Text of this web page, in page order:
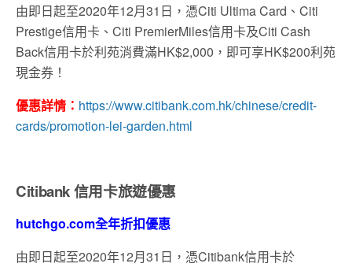
由即日起至2020年12月31日，憑Citi Ultima Card、Citi
Prestige信用卡、Citi PremierMiles信用卡及Citi Cash
Back信用卡於利苑消費滿HK$2,000，即可享HK$200利苑
現金券！
優惠詳情： https://www.citibank.com.hk/chinese/credit-
cards/promotion-lei-garden.html
Citibank 信用卡旅遊優惠
hutchgo.com全年折扣優惠
由即日起至2020年12月31日，憑Citibank信用卡於